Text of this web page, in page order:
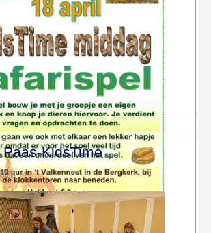
naar de KidsTime-middag op
mei? Het begint om 17 uur. In ’t
(onderin de…
bericht bekijken
KidsTime